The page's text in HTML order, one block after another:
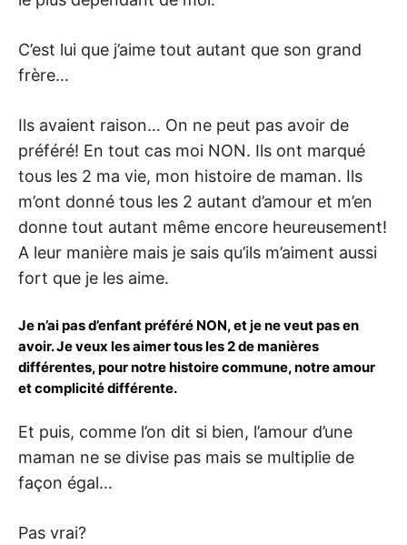
C’est lui que j’aime tout autant que son grand
frère…
Ils avaient raison… On ne peut pas avoir de
préféré! En tout cas moi NON. Ils ont marqué
tous les 2 ma vie, mon histoire de maman. Ils
m’ont donné tous les 2 autant d’amour et m’en
donne tout autant même encore heureusement!
A leur manière mais je sais qu’ils m’aiment aussi
fort que je les aime.
Je n’ai pas d’enfant préféré NON, et je ne veut pas en
avoir. Je veux les aimer tous les 2 de manières
différentes, pour notre histoire commune, notre amour
et complicité différente.
Et puis, comme l’on dit si bien, l’amour d’une
maman ne se divise pas mais se multiplie de
façon égal…
Pas vrai?